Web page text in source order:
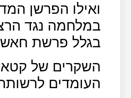
ואילו הפרשן
במלחמה נגד
בגלל פרשת
השקרים של
העומדים